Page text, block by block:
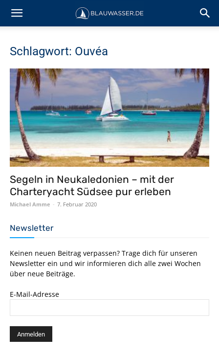
Schlagwort: Ouvéa
Segeln in Neukaledonien – mit der
Charteryacht Südsee pur erleben
Michael Amme - 7. Februar 2020
Newsletter
Keinen neuen Beitrag verpassen? Trage dich für unseren
Newsletter ein und wir informieren dich alle zwei Wochen
über neue Beiträge.
E-Mail-Adresse